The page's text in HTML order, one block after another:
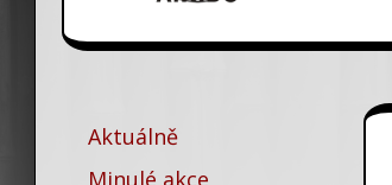
Aktuálně
Minulé akce